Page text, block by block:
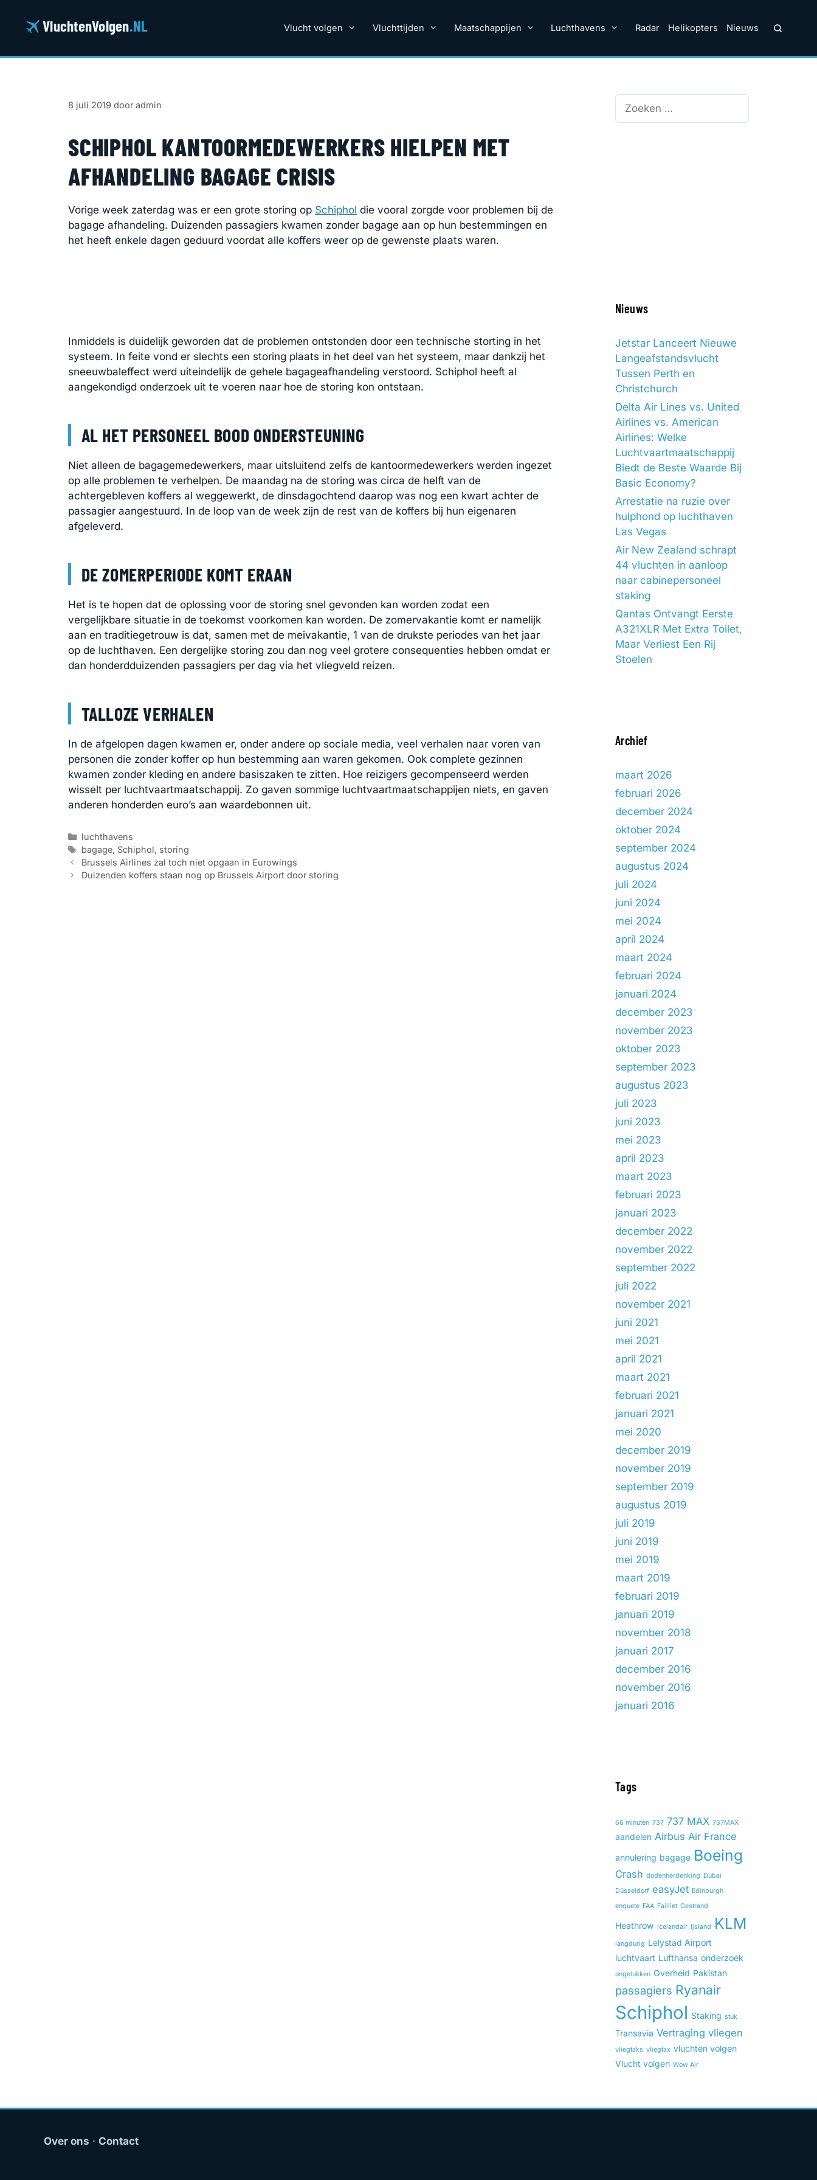
VluchtenVolgen.NL Vlucht volgen Vluchttijden Maatschappijen Luchthavens Radar Helikopters Nieuws
8 juli 2019 door admin
SCHIPHOL KANTOORMEDEWERKERS HIELPEN MET
AFHANDELING BAGAGE CRISIS
Vorige week zaterdag was er een grote storing op Schiphol die vooral zorgde voor problemen bij de
bagage afhandeling. Duizenden passagiers kwamen zonder bagage aan op hun bestemmingen en
het heeft enkele dagen geduurd voordat alle koffers weer op de gewenste plaats waren.
Inmiddels is duidelijk geworden dat de problemen ontstonden door een technische storting in het
systeem. In feite vond er slechts een storing plaats in het deel van het systeem, maar dankzij het
sneeuwbaleffect werd uiteindelijk de gehele bagageafhandeling verstoord. Schiphol heeft al
aangekondigd onderzoek uit te voeren naar hoe de storing kon ontstaan.
AL HET PERSONEEL BOOD ONDERSTEUNING
Niet alleen de bagagemedewerkers, maar uitsluitend zelfs de kantoormedewerkers werden ingezet
op alle problemen te verhelpen. De maandag na de storing was circa de helft van de
achtergebleven koffers al weggewerkt, de dinsdagochtend daarop was nog een kwart achter de
passagier aangestuurd. In de loop van de week zijn de rest van de koffers bij hun eigenaren
afgeleverd.
DE ZOMERPERIODE KOMT ERAAN
Het is te hopen dat de oplossing voor de storing snel gevonden kan worden zodat een
vergelijkbare situatie in de toekomst voorkomen kan worden. De zomervakantie komt er namelijk
aan en traditiegetrouw is dat, samen met de meivakantie, 1 van de drukste periodes van het jaar
op de luchthaven. Een dergelijke storing zou dan nog veel grotere consequenties hebben omdat er
dan honderdduizenden passagiers per dag via het vliegveld reizen.
TALLOZE VERHALEN
In de afgelopen dagen kwamen er, onder andere op sociale media, veel verhalen naar voren van
personen die zonder koffer op hun bestemming aan waren gekomen. Ook complete gezinnen
kwamen zonder kleding en andere basiszaken te zitten. Hoe reizigers gecompenseerd werden
wisselt per luchtvaartmaatschappij. Zo gaven sommige luchtvaartmaatschappijen niets, en gaven
anderen honderden euro’s aan waardebonnen uit.
Categorieën
luchthavens
Tags
bagage, Schiphol, storing
Brussels Airlines zal toch niet opgaan in Eurowings
Duizenden koffers staan nog op Brussels Airport door storing
Zoek
Nieuws
Jetstar Lanceert Nieuwe
Langeafstandsvlucht
Tussen Perth en
Christchurch
Delta Air Lines vs. United
Airlines vs. American
Airlines: Welke
Luchtvaartmaatschappij
Biedt de Beste Waarde Bij
Basic Economy?
Arrestatie na ruzie over
hulphond op luchthaven
Las Vegas
Air New Zealand schrapt
44 vluchten in aanloop
naar cabinepersoneel
staking
Qantas Ontvangt Eerste
A321XLR Met Extra Toilet,
Maar Verliest Een Rij
Stoelen
Archief
maart 2026
februari 2026
december 2024
oktober 2024
september 2024
augustus 2024
juli 2024
juni 2024
mei 2024
april 2024
maart 2024
februari 2024
januari 2024
december 2023
november 2023
oktober 2023
september 2023
augustus 2023
juli 2023
juni 2023
mei 2023
april 2023
maart 2023
februari 2023
januari 2023
december 2022
november 2022
september 2022
juli 2022
november 2021
juni 2021
mei 2021
april 2021
maart 2021
februari 2021
januari 2021
mei 2020
december 2019
november 2019
september 2019
augustus 2019
juli 2019
juni 2019
mei 2019
maart 2019
februari 2019
januari 2019
november 2018
januari 2017
december 2016
november 2016
januari 2016
Tags
66 minuten 737 737 MAX 737MAX
aandelen Airbus Air France
annulering bagage Boeing
Crash dodenherdenking Dubai
Düsseldorf easyJet Edinburgh
enquete FAA Failliet Gestrand
Heathrow Icelandair Ijsland KLM
langdurig Lelystad Airport
luchtvaart Lufthansa onderzoek
ongelukken Overheid Pakistan
passagiers Ryanair
Schiphol Staking stuk
Transavia Vertraging vliegen
vliegtaks vliegtax vluchten volgen
Vlucht volgen Wow Air
Over ons · Contact